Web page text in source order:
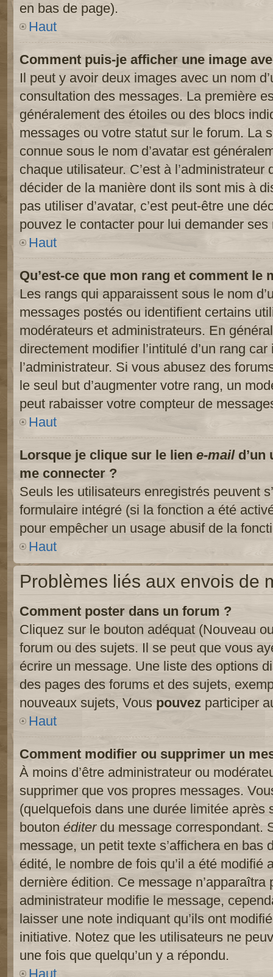
en bas de page).
Haut
Comment puis-je afficher une image
Il peut y avoir deux images avec un nom
consultation des messages. La première
généralement des étoiles ou des blocs
messages ou votre statut sur le forum. La
connue sous le nom d’avatar est
chaque utilisateur. C’est à l’administrateur
décider de la manière dont ils sont mis à
pas utiliser d’avatar, c’est peut-être une
pouvez le contacter pour lui demander ses
Haut
Qu’est-ce que mon rang et comment le
Les rangs qui apparaissent sous le nom
messages postés ou identifient certains
modérateurs et administrateurs. En
directement modifier l’intitulé d’un rang
l’administrateur. Si vous abusez des
le seul but d’augmenter votre rang, un
peut rabaisser votre compteur de
Haut
Lorsque je clique sur le lien e-maild’un
me connecter ?
Seuls les utilisateurs enregistrés peuvent
formulaire intégré (si la fonction a été
pour empêcher un usage abusif de la
Haut
Problèmes liés aux envois de
Comment poster dans un forum ?
Cliquez sur le bouton adéquat (Nouveau
forum ou des sujets. Il se peut que vous
écrire un message. Une liste des options
des pages des forums et des sujets,
nouveaux sujets, Vous pouvez participer
Haut
Comment modifier ou supprimer un
À moins d’être administrateur ou
supprimer que vos propres messages.
(quelquefois dans une durée limitée après
bouton éditerdu message correspondant.
message, un petit texte s’affichera en bas
édité, le nombre de fois qu’il a été modifié
dernière édition. Ce message
administrateur modifie le message,
laisser une note indiquant qu’ils ont
initiative. Notez que les utilisateurs ne
une fois que quelqu’un y a répondu.
Haut